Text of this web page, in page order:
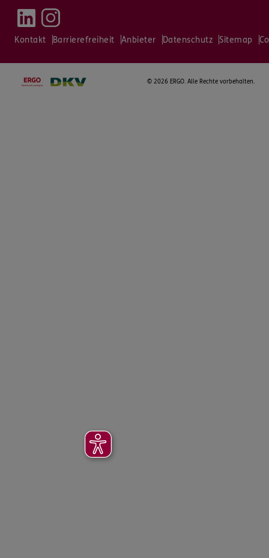
Kontakt Barrierefreiheit Anbieter Datenschutz Sitemap
© 2026 ERGO. Alle Rechte vorbehalten.